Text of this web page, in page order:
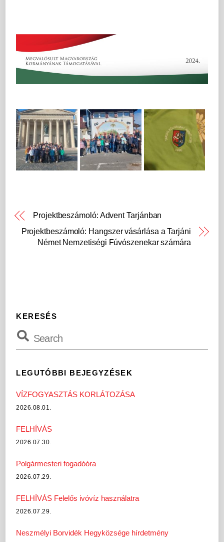
Projektbeszámoló: Advent Tarjánban
Projektbeszámoló: Hangszer vásárlása a Tarjáni
Német Nemzetiségi Fúvószenekar számára
KERESÉS
LEGUTÓBBI BEJEGYZÉSEK
VÍZFOGYASZTÁS KORLÁTOZÁSA
2026.08.01.
FELHÍVÁS
2026.07.30.
Polgármesteri fogadóóra
2026.07.29.
FELHÍVÁS Felelős ivóvíz használatra
2026.07.29.
Neszmélyi Borvidék Hegyközsége hírdetmény